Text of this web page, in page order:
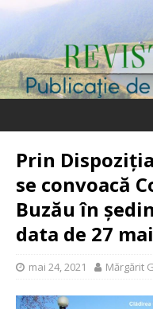
Prin
se convoacă
Buzău în
data de 27
mai 24, 2021 Mărgărit